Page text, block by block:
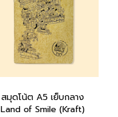
สมุดโน้ต A5 เย็บกลาง
Land of Smile (Kraft)